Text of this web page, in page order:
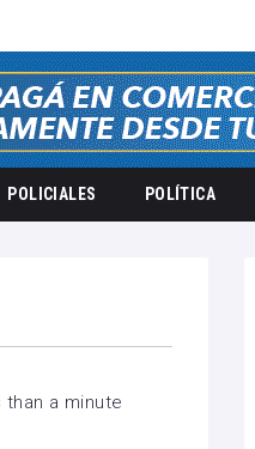
POLICIALES POLÍTICA
a minute